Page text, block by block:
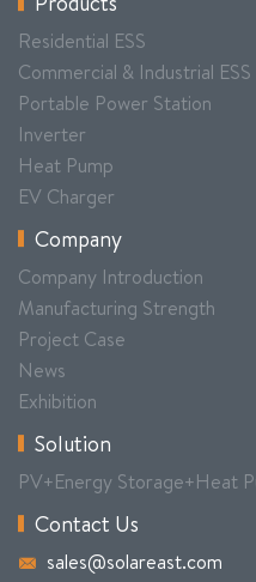
Residential ESS
Commercial & Industrial ESS
Portable Power Station
Inverter
Heat Pump
EV Charger
Company
Company Introduction
Manufacturing Strength
Project Case
News
Exhibition
Solution
PV+Energy Storage+Heat
Contact Us
sales@solareast.com